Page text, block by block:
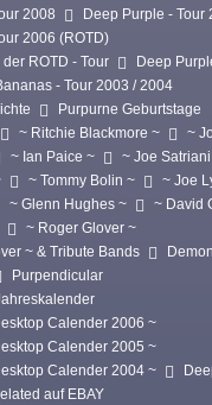
2008
Deep Purple - Tour
2006 (ROTD)
ROTD - Tour
Deep
- Tour 2003 / 2004
Purpurne Geburtstage
~ Ritchie Blackmore ~
~
~ Ian Paice ~
~ Joe
~ Tommy Bolin ~
~ Joe
~ Glenn Hughes ~
~ David
~ Roger Glover ~
~ & Tribute Bands
Purpendicular
Calender 2006 ~
Calender 2005 ~
Calender 2004 ~
auf EBAY